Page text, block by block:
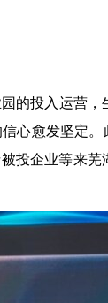
的投入运营
心愈发坚定
投企业等来